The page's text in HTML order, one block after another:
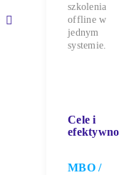
szkolenia
offline w
jednym
systemie.
Cele i
MBO /